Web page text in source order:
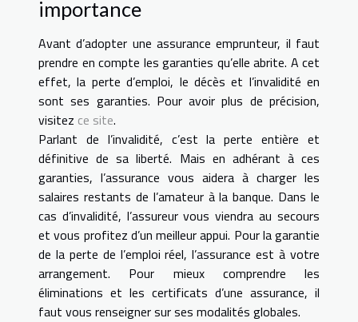
importance
Avant d’adopter une assurance emprunteur, il faut
prendre en compte les garanties qu’elle abrite. A cet
effet, la perte d’emploi, le décès et l’invalidité en
sont ses garanties. Pour avoir plus de précision,
visitez ce site.
Parlant de l’invalidité, c’est la perte entière et
définitive de sa liberté. Mais en adhérant à ces
garanties, l’assurance vous aidera à charger les
salaires restants de l’amateur à la banque. Dans le
cas d’invalidité, l’assureur vous viendra au secours
et vous profitez d’un meilleur appui. Pour la garantie
de la perte de l’emploi réel, l’assurance est à votre
arrangement. Pour mieux comprendre les
éliminations et les certificats d’une assurance, il
faut vous renseigner sur ses modalités globales.